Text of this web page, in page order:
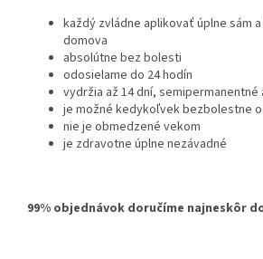
každý zvládne aplikovať úplne sám
domova
absolútne bez bolesti
odosielame do 24 hodín
vydržia až 14 dní, semipermanentné
je možné kedykoľvek bezbolestne
nie je obmedzené vekom
je zdravotne úplne nezávadné
99% objednávok doručíme najneskôr